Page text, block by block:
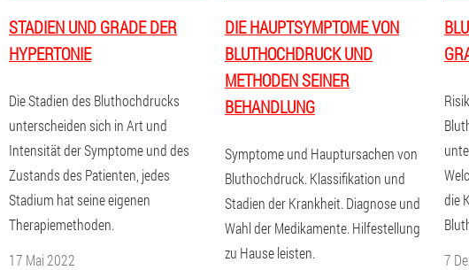
STADIEN UND GRADE DER
HYPERTONIE
Die Stadien des Bluthochdrucks
unterscheiden sich in Art und
Intensität der Symptome und des
Zustands des Patienten, jedes
Stadium hat seine eigenen
Therapiemethoden.
17 Mai 2022
DIE HAUPTSYMPTOME VON
BLUTHOCHDRUCK UND
METHODEN SEINER
BEHANDLUNG
Symptome und Hauptursachen von
Bluthochdruck. Klassifikation und
Stadien der Krankheit. Diagnose und
Wahl der Medikamente. Hilfestellung
zu Hause leisten.
die
7